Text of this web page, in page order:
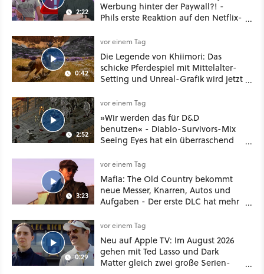
2:22
Werbung hinter der Paywall?! -
Phils erste Reaktion auf den Netflix-
0:42
vor einem Tag
Die Legende von Khiimori: Das
schicke Pferdespiel mit Mittelalter-
Setting und Unreal-Grafik wird jetzt
2:52
vor einem Tag
»Wir werden das für D&D
benutzen« - Diablo-Survivors-Mix
Seeing Eyes hat ein überraschend
3:23
vor einem Tag
Mafia: The Old Country bekommt
neue Messer, Knarren, Autos und
Aufgaben - Der erste DLC hat mehr
0:29
vor einem Tag
Neu auf Apple TV: Im August 2026
gehen mit Ted Lasso und Dark
Matter gleich zwei große Serien-